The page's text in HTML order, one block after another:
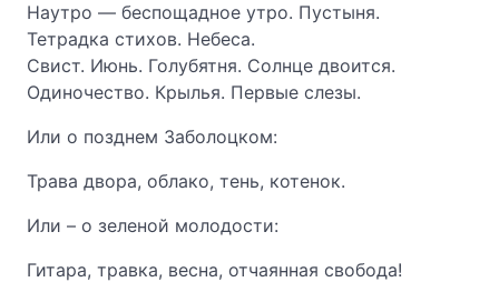
Наутро — беспощадное утро. Пустыня.
Тетрадка стихов. Небеса.
Свист. Июнь. Голубятня. Солнце двоится.
Одиночество. Крылья. Первые слезы.
Или о позднем Заболоцком:
Трава двора, облако, тень, котенок.
Или – о зеленой молодости:
Гитара, травка, весна, отчаянная свобода!